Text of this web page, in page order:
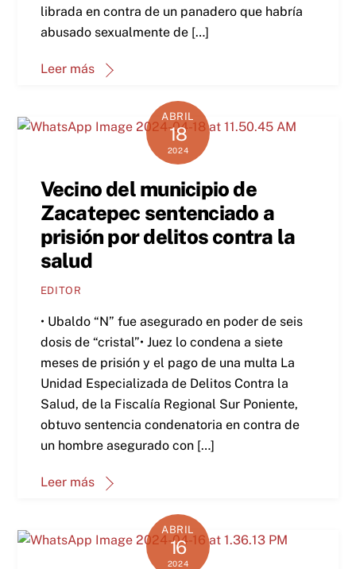
librada en contra de un panadero que habría
abusado sexualmente de […]
Leer más
ABRIL
18
2024
Vecino del municipio de
Zacatepec sentenciado a
prisión por delitos contra la
salud
EDITOR
• Ubaldo “N” fue asegurado en poder de seis
dosis de “cristal”• Juez lo condena a siete
meses de prisión y el pago de una multa La
Unidad Especializada de Delitos Contra la
Salud, de la Fiscalía Regional Sur Poniente,
obtuvo sentencia condenatoria en contra de
un hombre asegurado con […]
Leer más
ABRIL
16
2024